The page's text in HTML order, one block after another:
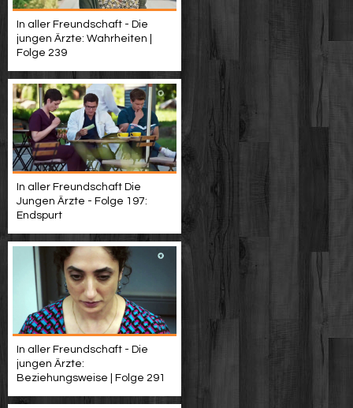
In aller Freundschaft - Die
jungen Ärzte: Wahrheiten |
Folge 239
In aller Freundschaft Die
Jungen Ärzte - Folge 197:
Endspurt
In aller Freundschaft - Die
jungen Ärzte:
Beziehungsweise | Folge 291